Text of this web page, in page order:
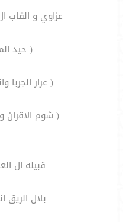
عزاوي و القاب
( حيد
( عرار الجربا
( شوم الاقران
قبيله ال
بلال الريق